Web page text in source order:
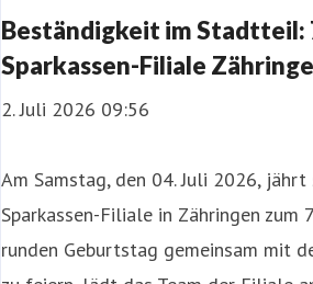
Beständigkeit im Stadtteil:
Sparkassen-Filiale
2. Juli 2026 09:56
Am Samstag, den 04. Juli 2026,
Sparkassen-Filiale in Zähringen zum
runden Geburtstag gemeinsam mit